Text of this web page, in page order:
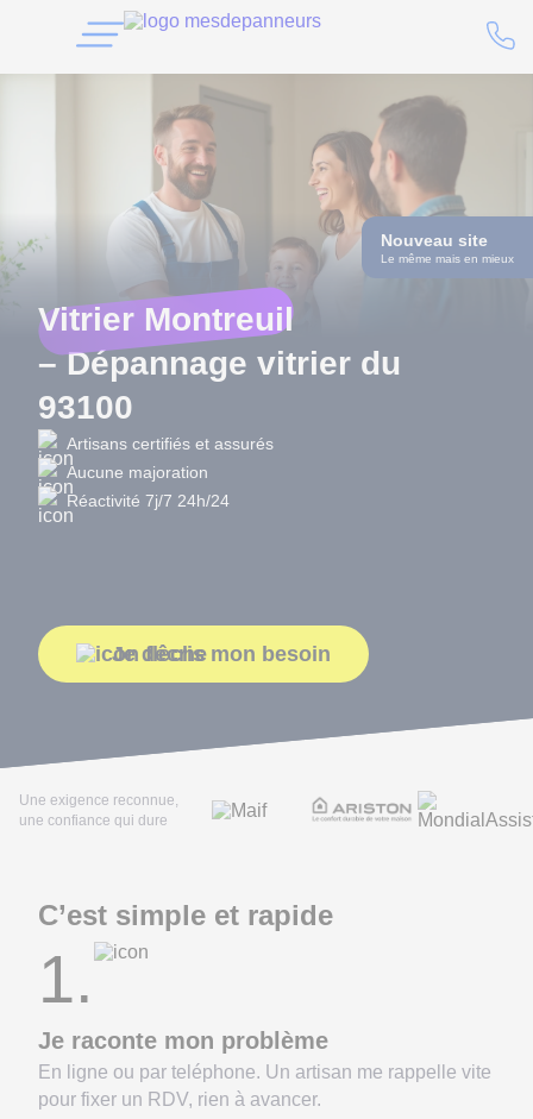
Nouveau site
Le même mais en mieux
Vitrier Montreuil
– Dépannage vitrier du
93100
Artisans certifiés et assurés
Aucune majoration
Réactivité 7j/7 24h/24
Je décris mon besoin
Une exigence reconnue,
une confiance qui dure
C’est simple et rapide
1.
Je raconte mon problème
En ligne ou par teléphone. Un artisan me rappelle vite
pour fixer un RDV, rien à avancer.